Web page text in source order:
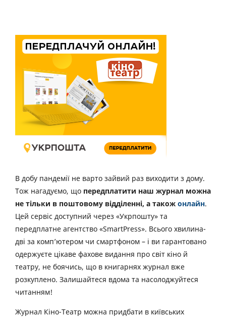
В добу пандемії не варто зайвий раз виходити з дому.
Тож нагадуємо, що передплатити наш журнал можна
не тільки в поштовому відділенні, а також онлайн.
Цей сервіс доступний через «Укрпошту» та
передплатне агентство «SmartPress». Всього хвилина-
дві за комп’ютером чи смартфоном – і ви гарантовано
одержуєте цікаве фахове видання про світ кіно й
театру, не боячись, що в книгарнях журнал вже
розкуплено. Залишайтеся вдома та насолоджуйтеся
читанням!
Журнал Кіно-Театр можна придбати в київських